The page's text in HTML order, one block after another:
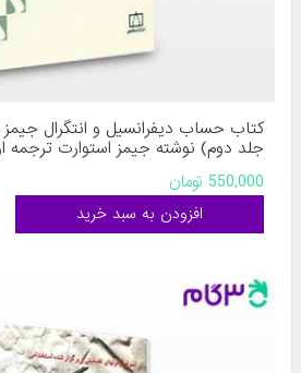
کتاب حساب دیفرانسیل و انتگرال
جلد دوم) نوشته جیمز استوارت
550,000 تومان